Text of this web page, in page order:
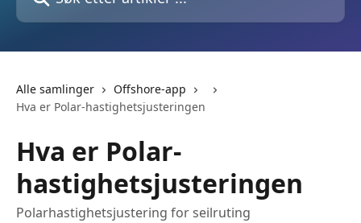
Alle samlinger
Offshore-app
Hva er Polar-hastighetsjusteringen
Hva er Polar-
hastighetsjusteringen
Polarhastighetsjustering for seilruting